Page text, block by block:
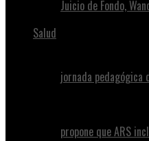
Juicio de Fondo,
Salud
jornada
propone que ARS